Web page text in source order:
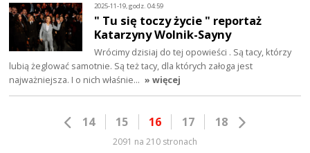
2025-11-19, godz. 04:59
" Tu się toczy życie " reportaż
Katarzyny Wolnik-Sayny
Wrócimy dzisiaj do tej opowieści . Są tacy, którzy
lubią żeglować samotnie. Są też tacy, dla których załoga jest
najważniejsza. I o nich właśnie… » więcej
14 15 16 17 18
2091 na 210 stronach